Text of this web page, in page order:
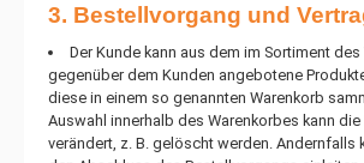
3. Bestellvorgang und
Der Kunde kann aus dem im Sortiment
gegenüber dem Kunden angebotene
diese in einem so genannten Warenkorb
Auswahl innerhalb des Warenkorbes kann
verändert, z. B. gelöscht werden. Andernfalls